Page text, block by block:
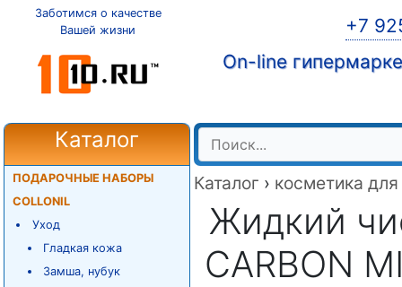
Заботимся о качестве
Вашей жизни
+7
On-line
Каталог
ПОДАРОЧНЫЕ НАБОРЫ
COLLONIL
Уход
Гладкая кожа
Замша, нубук
Каталог › косметика
Жидкий
CARBON